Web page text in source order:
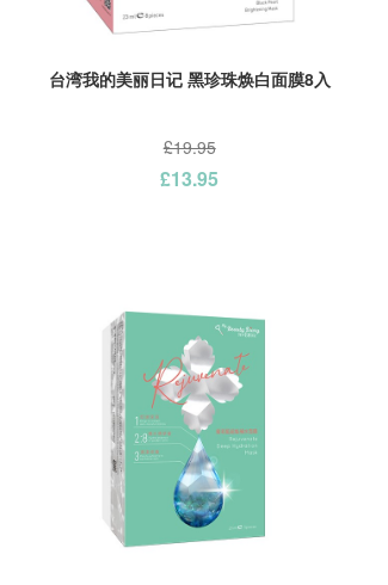
台湾我的美丽日记 黑珍珠焕白面膜8入
£19.95
£13.95